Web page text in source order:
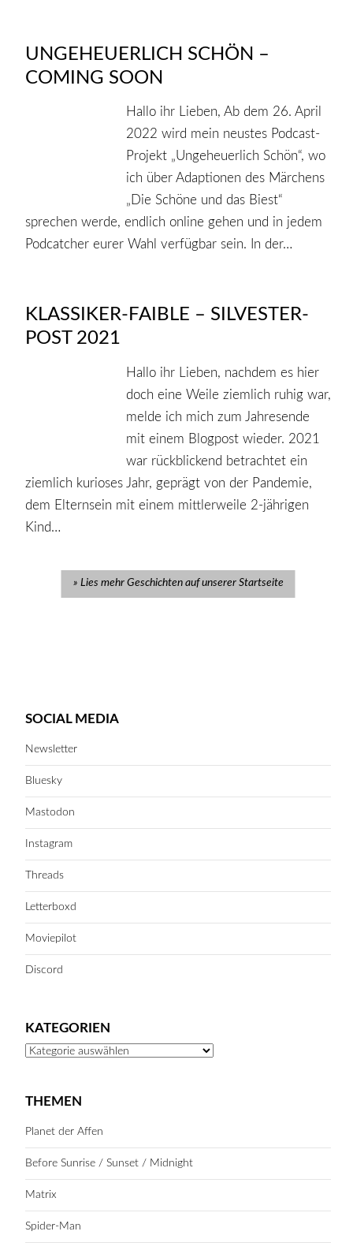
UNGEHEUERLICH SCHÖN –
COMING SOON
Hallo ihr Lieben, Ab dem 26. April
2022 wird mein neustes Podcast-
Projekt „Ungeheuerlich Schön“, wo
ich über Adaptionen des Märchens
„Die Schöne und das Biest“
sprechen werde, endlich online gehen und in jedem
Podcatcher eurer Wahl verfügbar sein. In der…
KLASSIKER-FAIBLE – SILVESTER-
POST 2021
Hallo ihr Lieben, nachdem es hier
doch eine Weile ziemlich ruhig war,
melde ich mich zum Jahresende
mit einem Blogpost wieder. 2021
war rückblickend betrachtet ein
ziemlich kurioses Jahr, geprägt von der Pandemie,
dem Elternsein mit einem mittlerweile 2-jährigen
Kind…
Lies mehr Geschichten auf unserer Startseite
SOCIAL MEDIA
Newsletter
Bluesky
Mastodon
Instagram
Threads
Letterboxd
Moviepilot
Discord
KATEGORIEN
Kategorien
THEMEN
Planet der Affen
Before Sunrise / Sunset / Midnight
Matrix
Spider-Man